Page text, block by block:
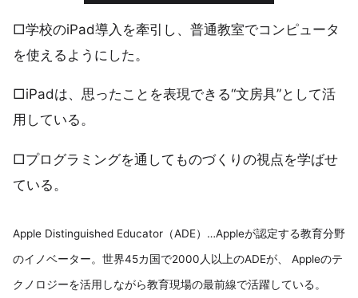
□学校のiPad導入を牽引し、普通教室でコンピュータ
を使えるようにした。
□iPadは、思ったことを表現できる“文房具”として活
用している。
□プログラミングを通してものづくりの視点を学ばせ
ている。
Apple Distinguished Educator（ADE）…Appleが認定する教育分野
のイノベーター。世界45カ国で2000人以上のADEが、 Appleのテ
クノロジーを活用しながら教育現場の最前線で活躍している。